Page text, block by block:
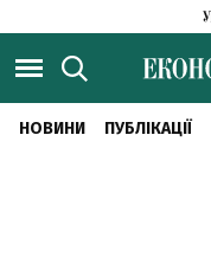
НОВИНИ ПУБЛІКАЦІЇ